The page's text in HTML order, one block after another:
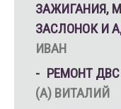
ЗАЖИГАНИЯ,
ЗАСЛОНОК И
ИВАН
РЕМОНТ
(А) ВИТАЛИЙ